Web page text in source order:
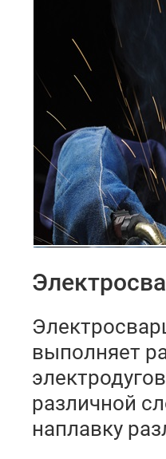
выполняет
различной
наплавку